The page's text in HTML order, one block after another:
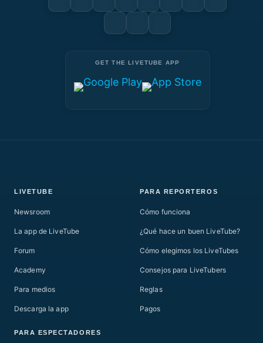
GET THE LIVETUBE APP
LIVETUBE
Newsroom
La app de LiveTube
Forum
Academy
Para medios
Descarga la app
PARA ESPECTADORES
PARA REPORTEROS
Cómo funciona
¿Qué hace un buen LiveTube?
Cómo elegimos los LiveTubes
Consejos para LiveTubers
Reglas
Pagos